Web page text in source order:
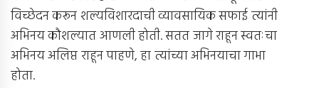
विच्छेदन करून शल्यविशारदाची व्यावसायिक सफाई त्यांनी
अभिनय कौशल्यात आणली होती. सतत जागे राहून स्वतःचा
अभिनय अलिप्त राहून पाहणे, हा त्यांच्या अभिनयाचा गाभा
होता.